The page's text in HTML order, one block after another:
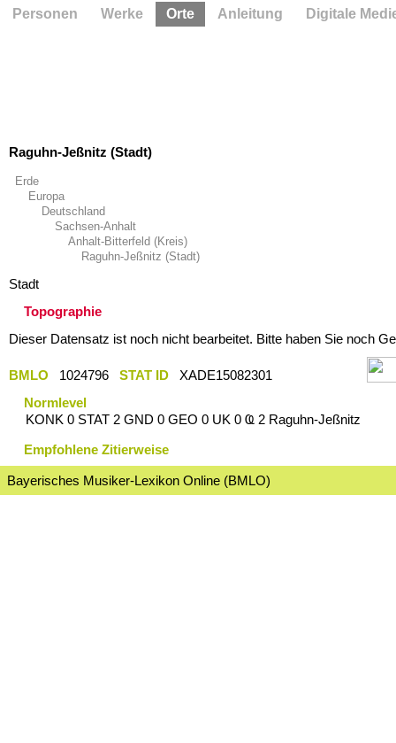
Raguhn-Jeßnitz (Stadt)
Erde
Europa
Deutschland
Sachsen-Anhalt
Anhalt-Bitterfeld (Kreis)
Raguhn-Jeßnitz (Stadt)
Stadt
Topographie
Dieser Datensatz ist noch nicht bearbeitet. Bitte haben Sie noch
BMLO 1024796 STAT ID
XADE15082301
Normlevel
KONK 0 STAT 2 GND 0 GEO 0 UK 0 Ҩ 2 Raguhn-Jeßnitz
Empfohlene Zitierweise
Bayerisches Musiker-Lexikon Online (BMLO)
Personen Werke Orte Anleitung Digitale